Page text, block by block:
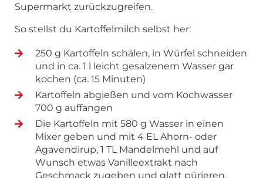
Supermarkt zurückzugreifen.
So stellst du Kartoffelmilch selbst her:
250 g Kartoffeln schälen, in Würfel schneiden
und in ca. 1 l leicht gesalzenem Wasser gar
kochen (ca. 15 Minuten)
Kartoffeln abgießen und vom Kochwasser
700 g auffangen
Die Kartoffeln mit 580 g Wasser in einen
Mixer geben und mit 4 EL Ahorn- oder
Agavendirup, 1 TL Mandelmehl und auf
Wunsch etwas Vanilleextrakt nach
Geschmack zugeben und glatt pürieren.